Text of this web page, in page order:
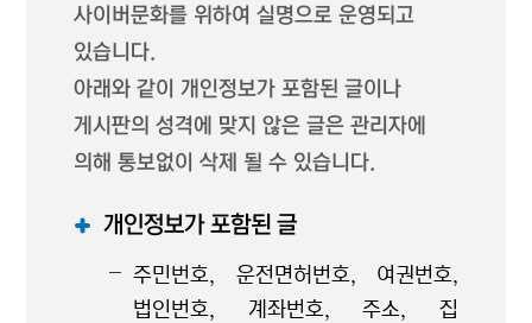
사이버문화를 위하여 실명으로 운영되고
있습니다.
아래와 같이 개인정보가 포함된 글이나
게시판의 성격에 맞지 않은 글은 관리자에
의해 통보없이 삭제 될 수 있습니다.
개인정보가 포함된 글
주민번호, 운전면허번호, 여권번호,
법인번호, 계좌번호, 주소, 집